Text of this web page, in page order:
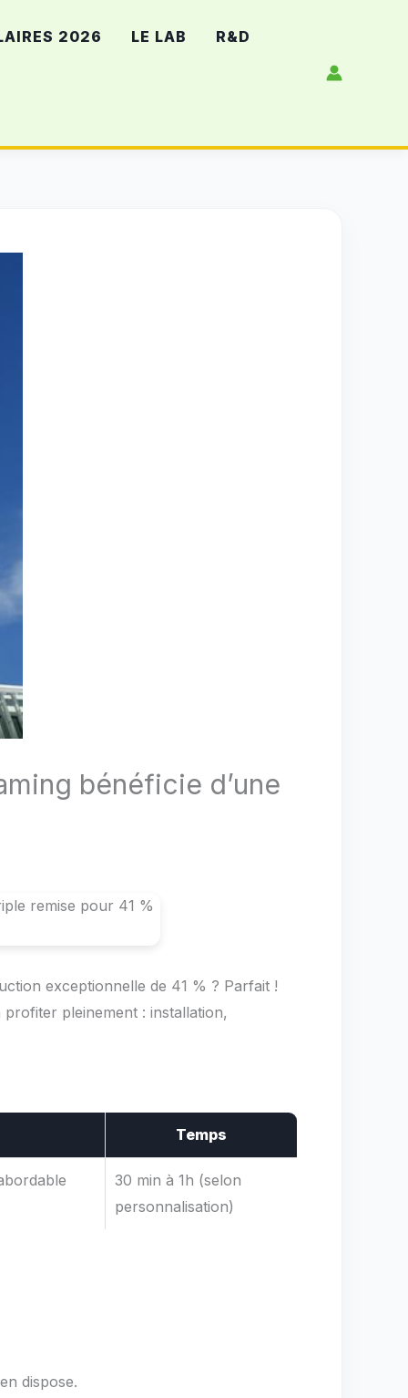
2026 LE LAB R&D
bénéficie d’une
exceptionnelle de 41 % ? Parfait !
pleinement : installation,
Temps
30 min à 1h (selon
personnalisation)
dispose.